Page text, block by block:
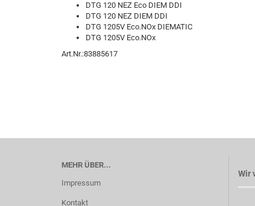
DTG 120 NEZ Eco DIEM DDI
DTG 120 NEZ DIEM DDI
DTG 1205V Eco.NOx DIEMATIC
DTG 1205V Eco.NOx
Art.Nr.:83885617
MEHR ÜBER...
Impressum
Kontakt
Wir